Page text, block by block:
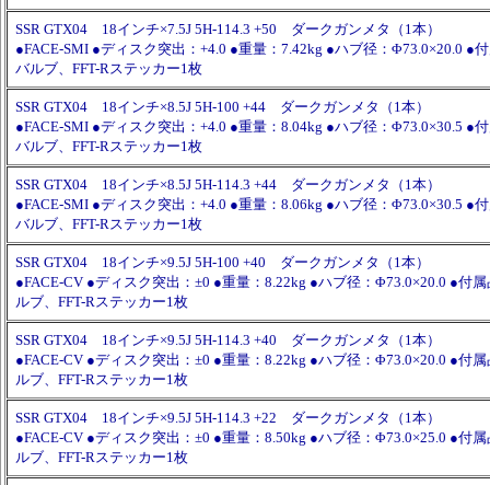
SSR GTX04 18インチ×7.5J 5H-114.3 +50 ダークガンメタ（1本）
●FACE-SMI ●ディスク突出：+4.0 ●重量：7.42kg ●ハブ径：Φ73.0×20.0 ●
バルブ、FFT-Rステッカー1枚
SSR GTX04 18インチ×8.5J 5H-100 +44 ダークガンメタ（1本）
●FACE-SMI ●ディスク突出：+4.0 ●重量：8.04kg ●ハブ径：Φ73.0×30.5 ●
バルブ、FFT-Rステッカー1枚
SSR GTX04 18インチ×8.5J 5H-114.3 +44 ダークガンメタ（1本）
●FACE-SMI ●ディスク突出：+4.0 ●重量：8.06kg ●ハブ径：Φ73.0×30.5 ●
バルブ、FFT-Rステッカー1枚
SSR GTX04 18インチ×9.5J 5H-100 +40 ダークガンメタ（1本）
●FACE-CV ●ディスク突出：±0 ●重量：8.22kg ●ハブ径：Φ73.0×20.0 ●付
ルブ、FFT-Rステッカー1枚
SSR GTX04 18インチ×9.5J 5H-114.3 +40 ダークガンメタ（1本）
●FACE-CV ●ディスク突出：±0 ●重量：8.22kg ●ハブ径：Φ73.0×20.0 ●付
ルブ、FFT-Rステッカー1枚
SSR GTX04 18インチ×9.5J 5H-114.3 +22 ダークガンメタ（1本）
●FACE-CV ●ディスク突出：±0 ●重量：8.50kg ●ハブ径：Φ73.0×25.0 ●付
ルブ、FFT-Rステッカー1枚